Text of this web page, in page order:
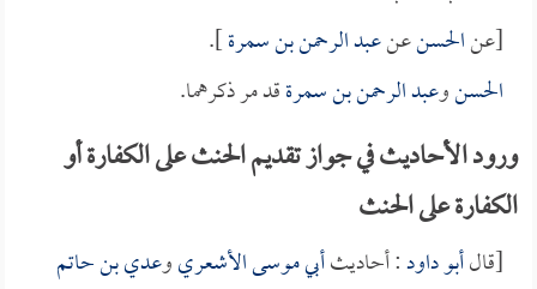
[عنالحسنعنعبد الرحمن بن سمرة].
الحسنوعبد الرحمن بن سمرةقد مر ذكرهما.
ورود الأحاديث في جواز تقديم الحنث على الكفارة أو
الكفارة على الحنث
[قالأبو داود: أحاديثأبي موسى الأشعريوعدي بن حاتم